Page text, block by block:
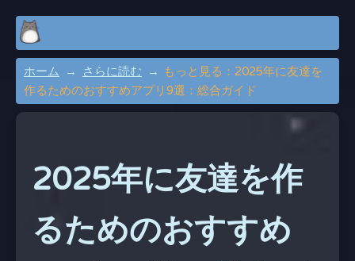
ホーム さらに読む
もっと見る：2025年に友達を
作るためのおすすめアプリ9選：総合ガイド
2025年に友達を作
るためのおすすめ